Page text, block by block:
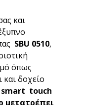
και
SBU 0510,
όπως
δοχείο
smart touch
μετατρέπει